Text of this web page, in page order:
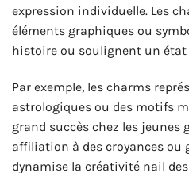
expression individuelle. Les
éléments graphiques ou
histoire ou soulignent un état
Par exemple, les charms
astrologiques ou des motifs
grand succès chez les jeunes
affiliation à des croyances ou
dynamise la créativité nail